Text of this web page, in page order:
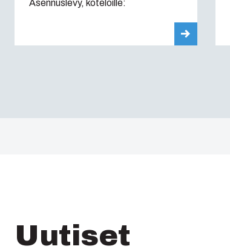
Asennuslevy, koteloille:
Uutiset